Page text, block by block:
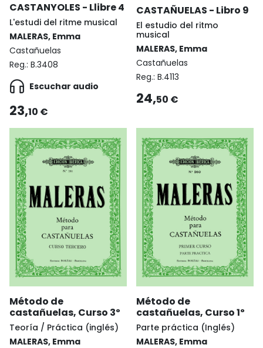
CASTANYOLES - Llibre 4
L'estudi del ritme musical
MALERAS, Emma
Castañuelas
Reg.: B.3408
Escuchar audio
23,10 €
CASTAÑUELAS - Libro 9
El estudio del ritmo
musical
MALERAS, Emma
Castañuelas
Reg.: B.4113
24,50 €
Método de
castañuelas, Curso 3º
Teoría / Práctica (inglés)
MALERAS, Emma
Método de
castañuelas, Curso 1º
Parte práctica (Inglés)
MALERAS, Emma